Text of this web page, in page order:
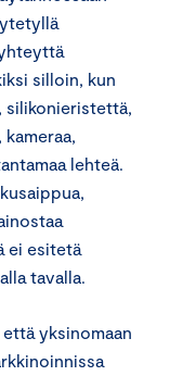
silloin, kun
silikonieristettä,
lehteä.
ei esitetä
tavalla.
yksinomaan